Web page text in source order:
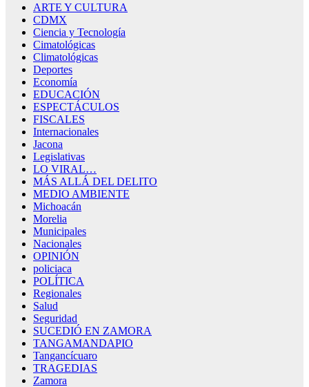
ARTE Y CULTURA
CDMX
Ciencia y Tecnología
Cimatológicas
Climatológicas
Deportes
Economía
EDUCACIÓN
ESPECTÁCULOS
FISCALES
Internacionales
Jacona
Legislativas
LO VIRAL…
MÁS ALLÁ DEL DELITO
MEDIO AMBIENTE
Michoacán
Morelia
Municipales
Nacionales
OPINIÓN
policiaca
POLÍTICA
Regionales
Salud
Seguridad
SUCEDIÓ EN ZAMORA
TANGAMANDAPIO
Tangancícuaro
TRAGEDIAS
Zamora